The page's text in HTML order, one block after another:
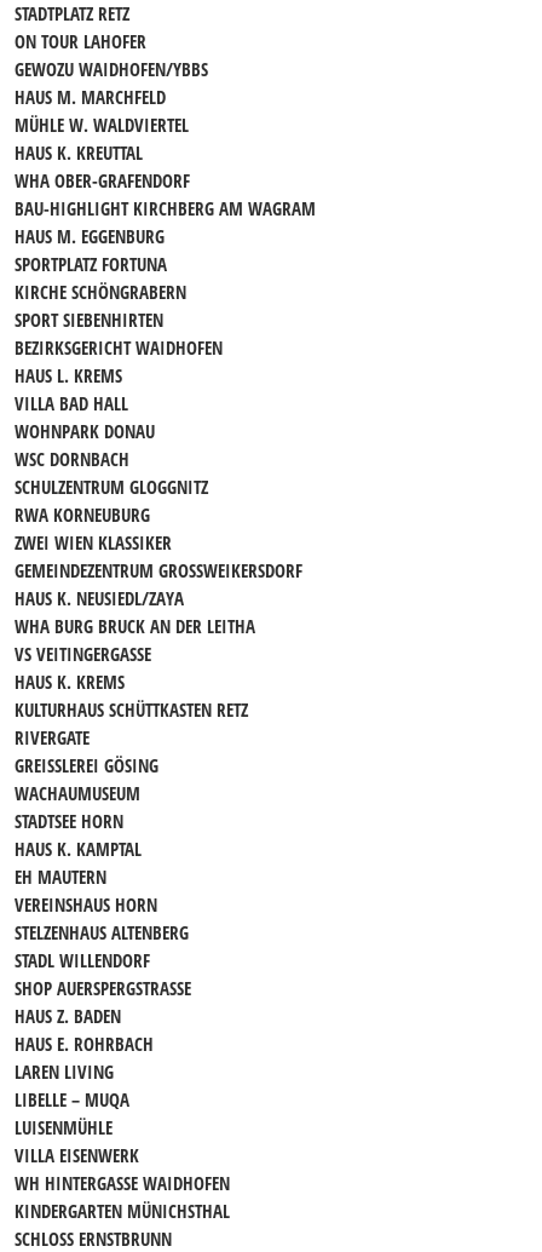
STADTPLATZ RETZ
ON TOUR LAHOFER
GEWOZU WAIDHOFEN/YBBS
HAUS M. MARCHFELD
MÜHLE W. WALDVIERTEL
HAUS K. KREUTTAL
WHA OBER-GRAFENDORF
BAU-HIGHLIGHT KIRCHBERG AM WAGRAM
HAUS M. EGGENBURG
SPORTPLATZ FORTUNA
KIRCHE SCHÖNGRABERN
SPORT SIEBENHIRTEN
BEZIRKSGERICHT WAIDHOFEN
HAUS L. KREMS
VILLA BAD HALL
WOHNPARK DONAU
WSC DORNBACH
SCHULZENTRUM GLOGGNITZ
RWA KORNEUBURG
ZWEI WIEN KLASSIKER
GEMEINDEZENTRUM GROSSWEIKERSDORF
HAUS K. NEUSIEDL/ZAYA
WHA BURG BRUCK AN DER LEITHA
VS VEITINGERGASSE
HAUS K. KREMS
KULTURHAUS SCHÜTTKASTEN RETZ
RIVERGATE
GREISSLEREI GÖSING
WACHAUMUSEUM
STADTSEE HORN
HAUS K. KAMPTAL
EH MAUTERN
VEREINSHAUS HORN
STELZENHAUS ALTENBERG
STADL WILLENDORF
SHOP AUERSPERGSTRASSE
HAUS Z. BADEN
HAUS E. ROHRBACH
LAREN LIVING
LIBELLE – MUQA
LUISENMÜHLE
VILLA EISENWERK
WH HINTERGASSE WAIDHOFEN
KINDERGARTEN MÜNICHSTHAL
SCHLOSS ERNSTBRUNN